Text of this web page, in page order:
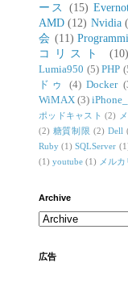
ース
(15)
AMD (12) Nvidia
会 (11)
コリスト
(10)
Lumia950 (5) PHP
ドゥ
(4) Docker
WiMAX (3)
ポッドキャスト (2)
(2) 糖質制限 (2) Dell
Ruby (1) SQLServer
(1) youtube (1) メルカ
Archive
広告